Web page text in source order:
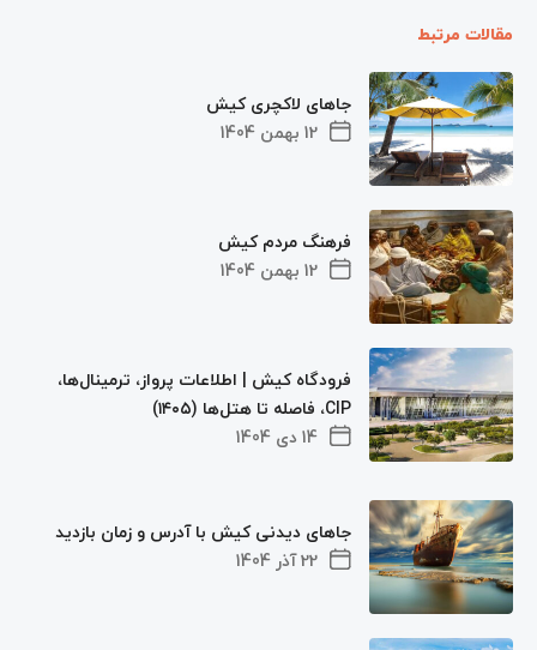
مقالات مرتبط
12 بهمن 1404
جاهای لاکچری کیش
12 بهمن 1404
فرهنگ مردم کیش
14 دی 1404
فرودگاه کیش | اطلاعات پرواز، ترمینال‌ها،
CIP، فاصله تا هتل‌ها (۱۴۰۵)
22 آذر 1404
جاهای دیدنی کیش با آدرس و زمان بازدید